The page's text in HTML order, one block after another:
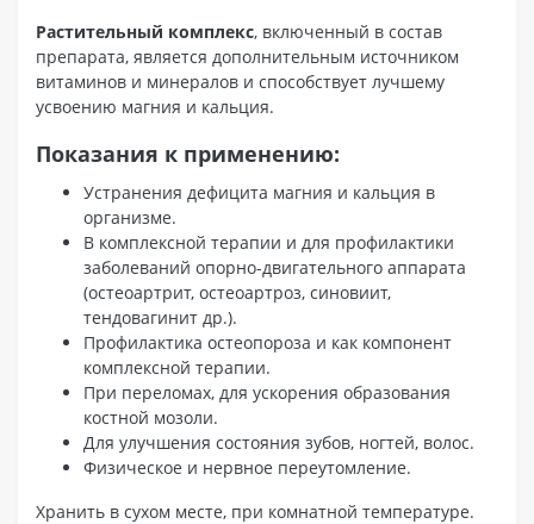
Растительный комплекс, включенный в состав
препарата, является дополнительным источником
витаминов и минералов и способствует лучшему
усвоению магния и кальция.
Показания к применению:
Устранения дефицита магния и кальция в
организме.
В комплексной терапии и для профилактики
заболеваний опорно-двигательного аппарата
(остеоартрит, остеоартроз, синовиит,
тендовагинит др.).
Профилактика остеопороза и как компонент
комплексной терапии.
При переломах, для ускорения образования
костной мозоли.
Для улучшения состояния зубов, ногтей, волос.
Физическое и нервное переутомление.
Хранить в сухом месте, при комнатной температуре.